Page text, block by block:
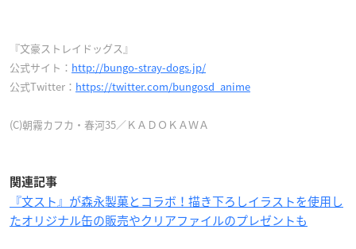
『文豪ストレイドッグス』
公式サイト： http://bungo-stray-dogs.jp/
公式Twitter： https://twitter.com/bungosd_anime
(C)朝霧カフカ・春河35／ＫＡＤＯＫＡＷＡ
関連記事
『文スト』が森永製菓とコラボ！描き下ろしイラストを使用し
たオリジナル缶の販売やクリアファイルのプレゼントも